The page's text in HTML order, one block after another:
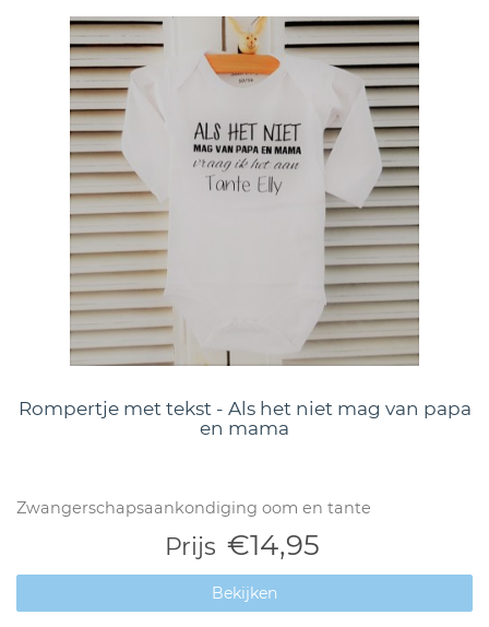
Rompertje met tekst - Als het niet mag van papa
en mama
Zwangerschapsaankondiging oom en tante
Prijs €14,95
Bekijken